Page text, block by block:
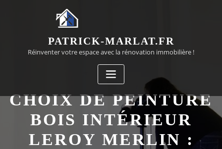
PATRICK-MARLAT.FR
Réinventer votre espace avec la rénovation immobilière !
CHOIX DE PEINTURE
BOIS INTÉRIEUR
LEROY MERLIN :